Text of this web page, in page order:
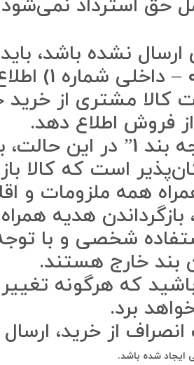
حق استرداد
نشده باشد،
فروش اطلاع دهد.
– با استناد به
است که کالا
همه ملزومات و
هدیه
شخصی و با
بند خارج هستند.
که هرگونه
برد.
از خرید،
ایجاد شده باشد.